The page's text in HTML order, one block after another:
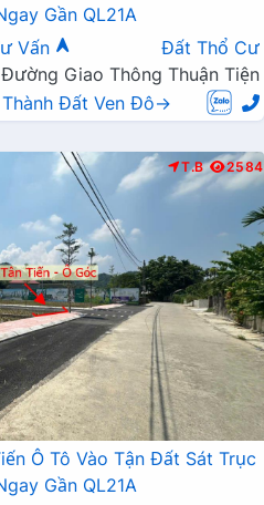
Gần QL21A
Vấn
Đất Thổ Cư
Đường Giao Thông Thuận Tiện
Thành Đất Ven Đô→
T.B 2584
Ô Tô Vào Tận Đất Sát Trục
Gần QL21A